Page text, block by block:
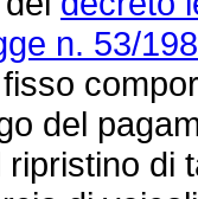
n. 53/
del
di